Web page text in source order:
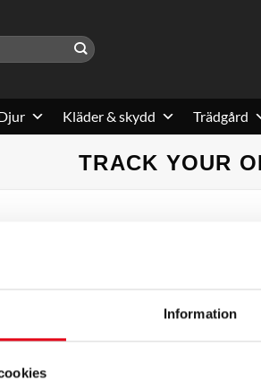
Information
Kläder & skydd Trädgård
TRACK YOUR
på ”Spåra”. Uppgiften finns i ditt kvitto och